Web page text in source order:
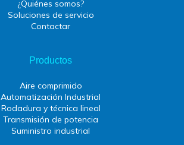
¿Quiénes somos?
Soluciones de servicio
Contactar
Productos
Aire comprimido
Automatización Industrial
Rodadura y técnica lineal
Transmisión de potencia
Suministro industrial